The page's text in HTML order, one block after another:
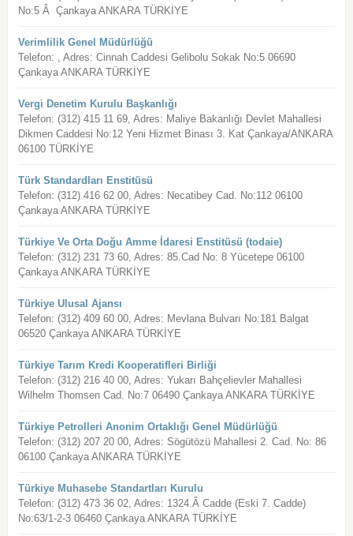
No:5 Â Çankaya ANKARA TÜRKİYE
Verimlilik Genel Müdürlüğü
Telefon: , Adres: Cinnah Caddesi Gelibolu Sokak No:5 06690
Çankaya ANKARA TÜRKİYE
Vergi Denetim Kurulu Başkanlığı
Telefon: (312) 415 11 69, Adres: Maliye Bakanlığı Devlet Mahallesi
Dikmen Caddesi No:12 Yeni Hizmet Binası 3. Kat Çankaya/ANKARA
06100 TÜRKİYE
Türk Standardları Enstitüsü
Telefon: (312) 416 62 00, Adres: Necatibey Cad. No:112 06100
Çankaya ANKARA TÜRKİYE
Türkiye Ve Orta Doğu Amme İdaresi Enstitüsü (todaie)
Telefon: (312) 231 73 60, Adres: 85.Cad No: 8 Yücetepe 06100
Çankaya ANKARA TÜRKİYE
Türkiye Ulusal Ajansı
Telefon: (312) 409 60 00, Adres: Mevlana Bulvarı No:181 Balgat
06520 Çankaya ANKARA TÜRKİYE
Türkiye Tarım Kredi Kooperatifleri Birliği
Telefon: (312) 216 40 00, Adres: Yukarı Bahçelievler Mahallesi
Wilhelm Thomsen Cad. No:7 06490 Çankaya ANKARA TÜRKİYE
Türkiye Petrolleri Anonim Ortaklığı Genel Müdürlüğü
Telefon: (312) 207 20 00, Adres: Sögütözü Mahallesi 2. Cad. No: 86
06100 Çankaya ANKARA TÜRKİYE
Türkiye Muhasebe Standartları Kurulu
Telefon: (312) 473 36 02, Adres: 1324.Â Cadde (Eski 7. Cadde)
No:63/1-2-3 06460 Çankaya ANKARA TÜRKİYE